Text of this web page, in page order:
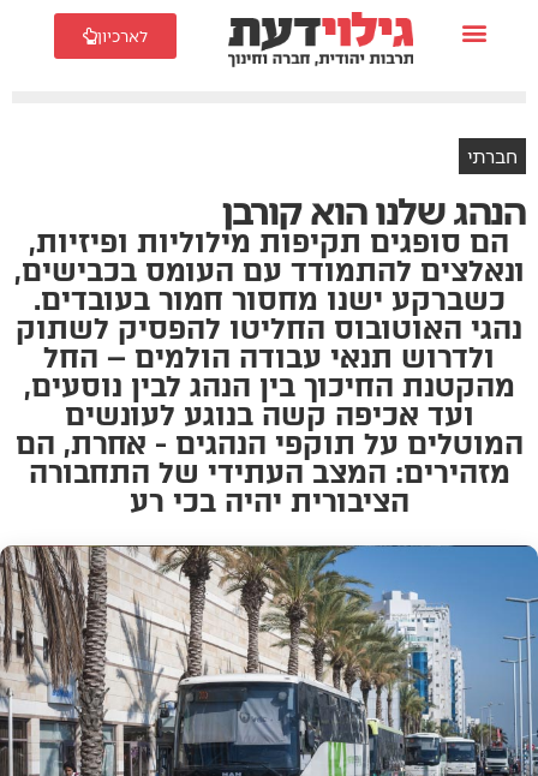
לארכיון
חברתי
הנהג שלנו הוא קורבן
הם סופגים תקיפות מילוליות ופיזיות,
ונאלצים להתמודד עם העומס בכבישים,
כשברקע ישנו מחסור חמור בעובדים.
נהגי האוטובוס החליטו להפסיק לשתוק
ולדרוש תנאי עבודה הולמים – החל
מהקטנת החיכוך בין הנהג לבין נוסעים,
ועד אכיפה קשה בנוגע לעונשים
המוטלים על תוקפי הנהגים - אחרת, הם
מזהירים: המצב העתידי של התחבורה
הציבורית יהיה בכי רע